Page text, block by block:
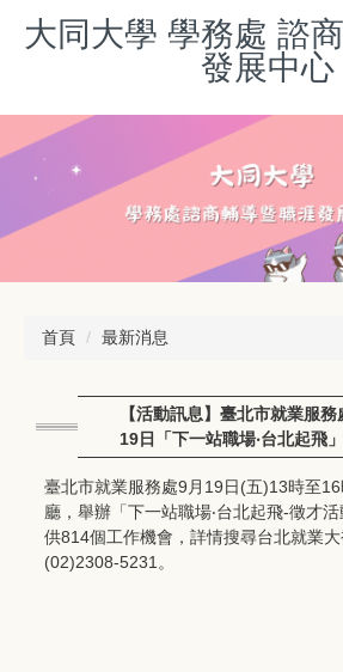
內
容
大同大學 學務處 諮
發展中心
首頁 最新消息
【活動訊息】臺北市就業服
19日「下一站職場‧台北起飛
臺北市就業服務處9月19日(五)13時至
廳，舉辦「下一站職場‧台北起飛-徵才
供814個工作機會，詳情搜尋台北就業
(02)2308-5231。